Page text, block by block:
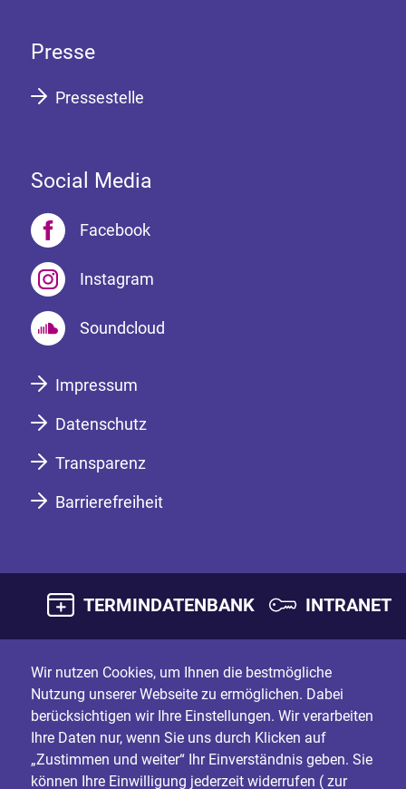
Presse
Pressestelle
Social Media
Facebook
Instagram
Soundcloud
Impressum
Datenschutz
Transparenz
Barrierefreiheit
TERMINDATENBANK INTRANET
Wir nutzen Cookies, um Ihnen die bestmögliche
Nutzung unserer Webseite zu ermöglichen. Dabei
berücksichtigen wir Ihre Einstellungen. Wir verarbeiten
Ihre Daten nur, wenn Sie uns durch Klicken auf
„Zustimmen und weiter“ Ihr Einverständnis geben. Sie
können Ihre Einwilligung jederzeit widerrufen ( zur